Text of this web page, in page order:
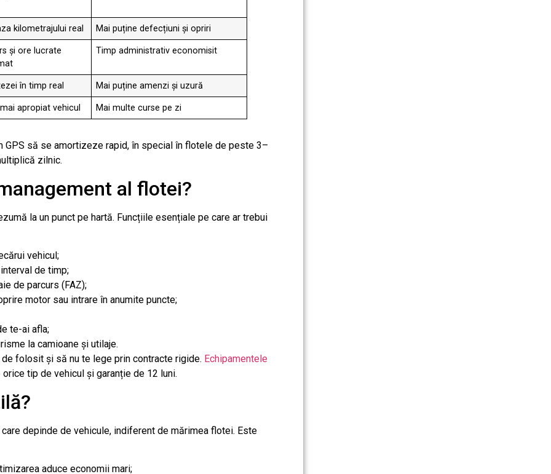
kilometrajului real Mai puține defecțiuni și opriri
și ore lucrate
Timp administrativ economisit
în timp real Mai puține amenzi și uzură
apropiat vehicul Mai multe curse pe zi
să se amortizeze rapid, în special în flotele de peste 3–
zilnic.
al flotei?
la un punct pe hartă. Funcțiile esențiale pe care ar trebui
vehicul;
de timp;
de parcurs (FAZ);
motor sau intrare în anumite puncte;
te-ai afla;
la camioane și utilaje.
folosit și să nu te lege prin contracte rigide. Echipamentele
tip de vehicul și garanție de 12 luni.
depinde de vehicule, indiferent de mărimea flotei. Este
aduce economii mari;